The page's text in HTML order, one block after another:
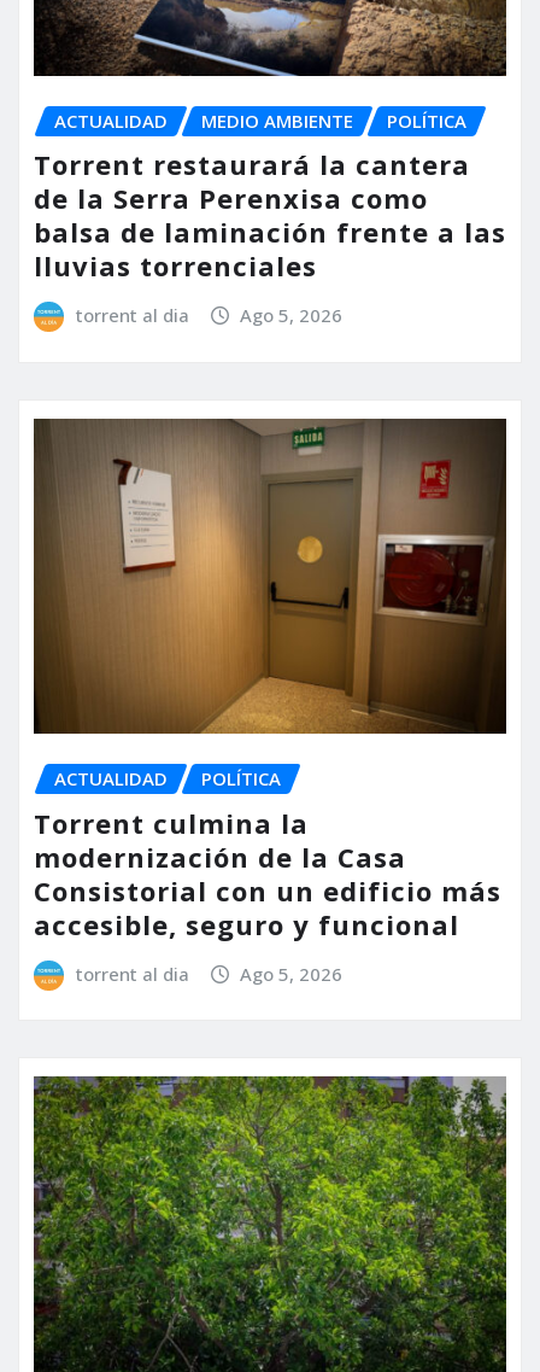
ACTUALIDAD MEDIO AMBIENTE POLÍTICA
Torrent restaurará la cantera
de la Serra Perenxisa como
balsa de laminación frente a las
lluvias torrenciales
torrent al dia Ago 5, 2026
ACTUALIDAD POLÍTICA
Torrent culmina la
modernización de la Casa
Consistorial con un edificio más
accesible, seguro y funcional
torrent al dia Ago 5, 2026